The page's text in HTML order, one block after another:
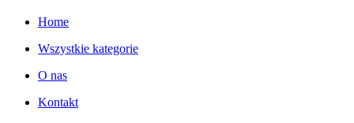
Home
Wszystkie kategorie
O nas
Kontakt